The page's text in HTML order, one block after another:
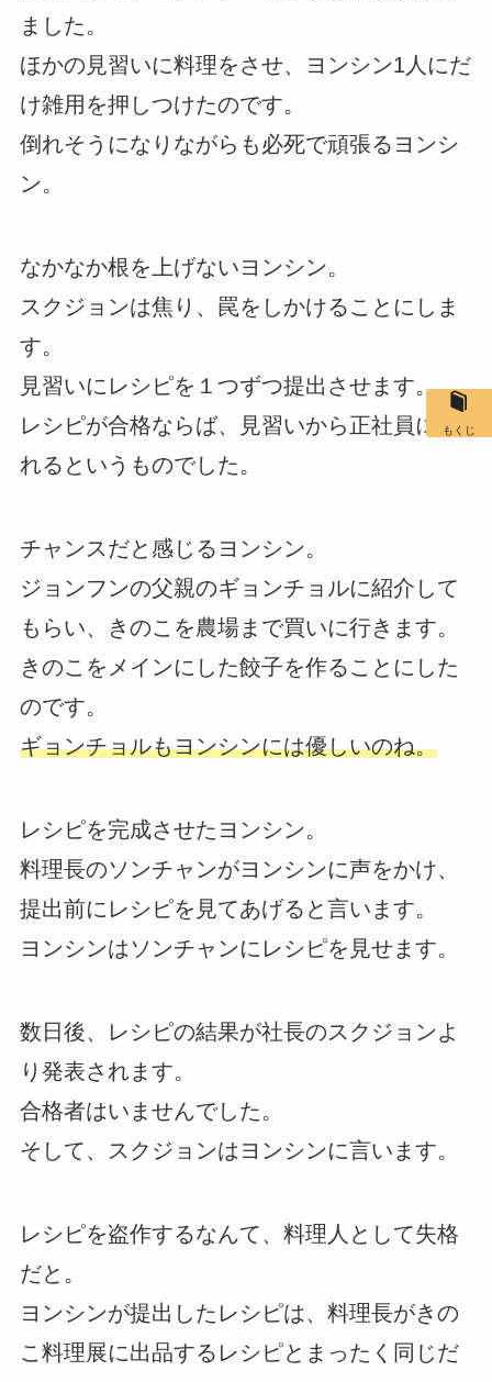
ました。
ほかの見習いに料理をさせ、ヨンシン1人にだ
け雑用を押しつけたのです。
倒れそうになりながらも必死で頑張るヨンシ
ン。
なかなか根を上げないヨンシン。
スクジョンは焦り、罠をしかけることにしま
す。
見習いにレシピを１つずつ提出させます。
レシピが合格ならば、見習いから正社員にな
れるというものでした。
チャンスだと感じるヨンシン。
ジョンフンの父親のギョンチョルに紹介して
もらい、きのこを農場まで買いに行きます。
きのこをメインにした餃子を作ることにした
のです。
ギョンチョルもヨンシンには優しいのね。
レシピを完成させたヨンシン。
料理長のソンチャンがヨンシンに声をかけ、
提出前にレシピを見てあげると言います。
ヨンシンはソンチャンにレシピを見せます。
数日後、レシピの結果が社長のスクジョンよ
り発表されます。
合格者はいませんでした。
そして、スクジョンはヨンシンに言います。
レシピを盗作するなんて、料理人として失格
だと。
ヨンシンが提出したレシピは、料理長がきの
こ料理展に出品するレシピとまったく同じだ
もくじ